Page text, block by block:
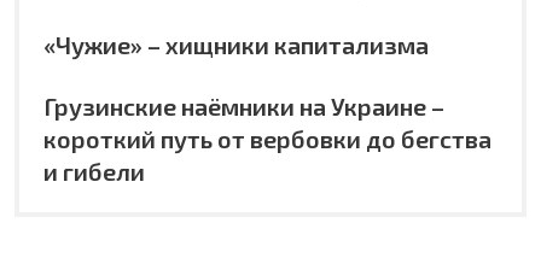
«Чужие» – хищники капитализма
Грузинские наёмники на Украине –
короткий путь от вербовки до бегства
и гибели